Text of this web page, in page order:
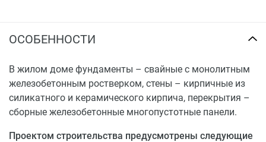
ОСОБЕННОСТИ
В жилом доме фундаменты – свайные с монолитным
железобетонным ростверком, стены – кирпичные из
силикатного и керамического кирпича, перекрытия –
сборные железобетонные многопустотные панели.
Проектом строительства предусмотрены следующие